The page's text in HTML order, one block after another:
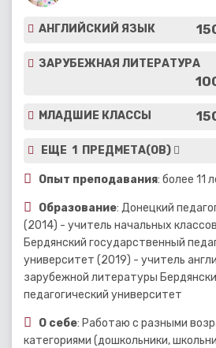
АНГЛИЙСКИЙ ЯЗЫК
ЗАРУБЕЖНАЯ ЛИТЕРАТУРА
МЛАДШИЕ КЛАССЫ
ЕЩЕ 1 ПРЕДМЕТА(ОВ)
Опыт преподавания: более 11
Образование: Донецкий
(2014) - учитель начальных
Бердянский государственный
университет (2019) - учитель
зарубежной литературы
педагогический университет
О себе: Работаю с разными
категориями (дошкольники,